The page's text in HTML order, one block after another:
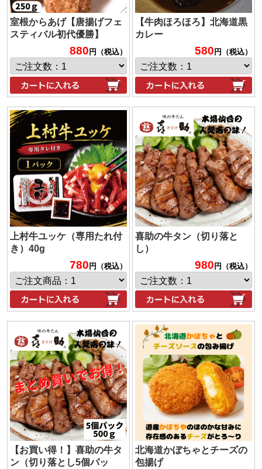
室根からあげ【唐揚げフェ
スティバル初代優勝】
880 円（税込）
【牛肉ほろほろ】北海道黒
カレー
580 円（税込）
上村牛ユッケ（専用たれ付
き）40g
780 円（税込）
喜助の牛タン（切り落と
し）
980 円（税込）
【お買い得！】喜助の牛タ
ン（切り落とし5個パッ
北海道かぼちゃとチーズの
包揚げ